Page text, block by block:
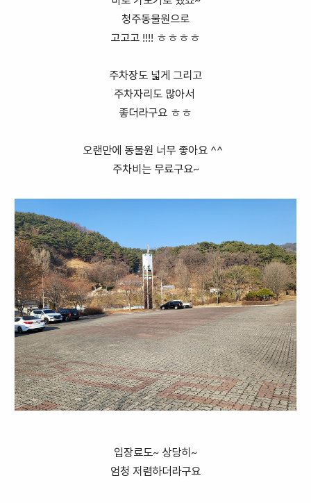
청주동물원으로
고고고 !!!! ㅎㅎㅎㅎ
주차장도 넓게 그리고
주차자리도 많아서
좋더라구요 ㅎㅎ
오랜만에 동물원 너무 좋아요 ^^
주차비는 무료구요~
입장료도~ 상당히~
엄청 저렴하더라구요